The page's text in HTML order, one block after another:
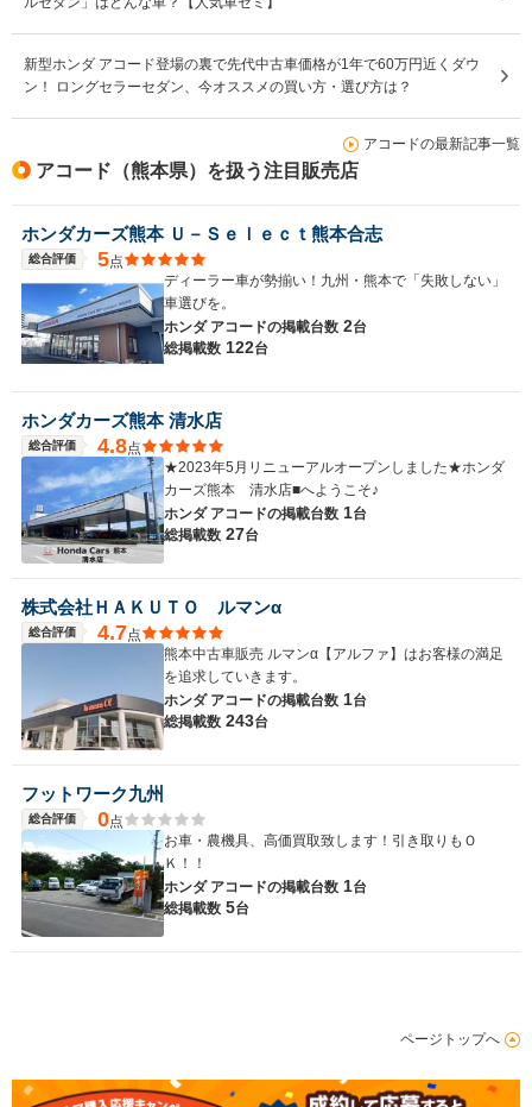
新型ホンダ アコード登場の裏で先代中古車価格が1年で60万円近くダウ
ン！ ロングセラーセダン、今オススメの買い方・選び方は？
アコードの最新記事一覧
アコード（熊本県）を扱う注目販売店
ホンダカーズ熊本 Ｕ－Ｓｅｌｅｃｔ熊本合志
総合評価 5点
ディーラー車が勢揃い！九州・熊本で「失敗しない」
車選びを。
ホンダ アコードの掲載台数 2台
総掲載数 122台
ホンダカーズ熊本 清水店
総合評価 4.8点
★2023年5月リニューアルオープンしました★ホンダ
カーズ熊本 清水店■へようこそ♪
ホンダ アコードの掲載台数 1台
総掲載数 27台
株式会社ＨＡＫＵＴＯ ルマンα
総合評価 4.7点
熊本中古車販売 ルマンα【アルファ】はお客様の満足
を追求していきます。
ホンダ アコードの掲載台数 1台
総掲載数 243台
フットワーク九州
総合評価 0点
お車・農機具、高価買取致します！引き取りもＯ
Ｋ！！
ホンダ アコードの掲載台数 1台
総掲載数 5台
ページトップへ